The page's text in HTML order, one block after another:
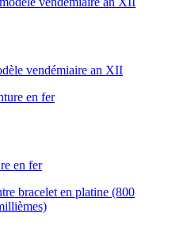
vendémiaire an XII
en fer